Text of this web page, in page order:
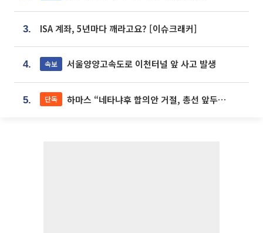
3. ISA 계좌, 5년마다 깨라고요? [이슈크래커]
4. 속보 서울양양고속도로 이천터널 앞 사고 발생
5. 단독 하마스 “네타냐후 합의안 거절, 총선 앞두고 시간 끌기”